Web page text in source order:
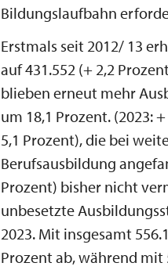
Bildungslaufbahn
Erstmals seit 2012/ 13
auf 431.552 (+ 2,2
blieben erneut mehr
um 18,1 Prozent. (2023:
5,1 Prozent), die bei
Berufsausbildung
Prozent) bisher nicht
unbesetzte
2023. Mit insgesamt
Prozent ab, während mit